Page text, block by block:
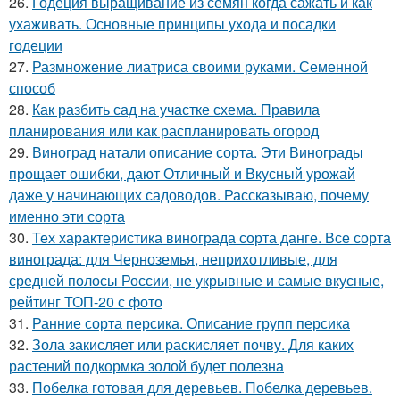
ухаживать. Основные принципы ухода и посадки
годеции
27. Размножение лиатриса своими руками. Семенной
способ
28. Как разбить сад на участке схема. Правила
планирования или как распланировать огород
29. Виноград натали описание сорта. Эти Винограды
прощает ошибки, дают Отличный и Вкусный урожай
даже у начинающих садоводов. Рассказываю, почему
именно эти сорта
30. Тех характеристика винограда сорта данге. Все сорта
винограда: для Черноземья, неприхотливые, для
средней полосы России, не укрывные и самые вкусные,
рейтинг ТОП-20 с фото
31. Ранние сорта персика. Описание групп персика
32. Зола закисляет или раскисляет почву. Для каких
растений подкормка золой будет полезна
33. Побелка готовая для деревьев. Побелка деревьев.